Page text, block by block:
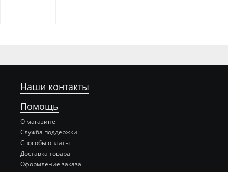
Наши контакты
Помощь
О магазине
Служба поддержки
Способы оплаты
Доставка товара
Оформление заказа